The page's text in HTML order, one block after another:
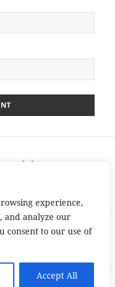
experience,
and analyze our
consent to our use of
Accept All
– Túlélési
–
szülőknek